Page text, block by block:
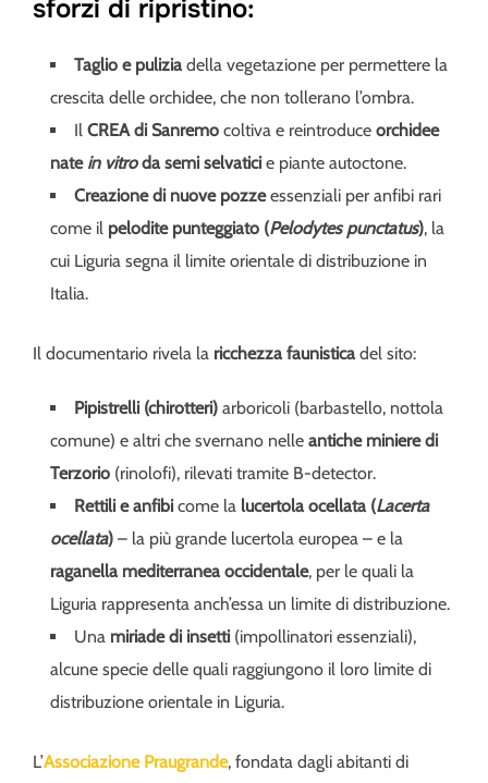
sforzi di ripristino:
Taglio e puliziadella vegetazione per permettere la
crescita delle orchidee, che non tollerano l’ombra.
Il CREA di Sanremo coltiva e reintroduce orchidee
nate in vitroda semi selvatici e piante autoctone.
Creazione di nuove pozzeessenziali per anfibi rari
come il pelodite punteggiato (Pelodytes punctatus), la
cui Liguria segna il limite orientale di distribuzione in
Italia.
Il documentario rivela la ricchezza faunisticadel sito:
Pipistrelli (chirotteri) arboricoli (barbastello, nottola
comune) e altri che svernano nelle antiche miniere di
Terzorio (rinolofi), rilevati tramite B-detector.
Rettili e anfibi come la lucertola ocellata (Lacerta
ocellata) – la più grande lucertola europea – e la
raganella mediterranea occidentale, per le quali la
Liguria rappresenta anch’essa un limite di distribuzione.
Una miriade di insetti (impollinatori essenziali),
alcune specie delle quali raggiungono il loro limite di
distribuzione orientale in Liguria.
L’Associazione Praugrande, fondata dagli abitanti di